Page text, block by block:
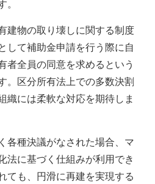
。
建物の取り壊しに関する制度
して補助金申請を行う際に自
者全員の同意を求めるという
。区分所有法上での多数決割
織には柔軟な対応を期待しま
各種決議がなされた場合、マ
法に基づく仕組みが利用でき
ても、円滑に再建を実現する